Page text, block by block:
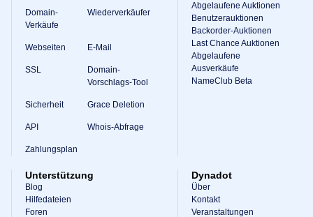
Domain-
Verkäufe
Wiederverkäufer
Webseiten E-Mail
SSL
Domain-
Vorschlags-Tool
Sicherheit Grace Deletion
API Whois-Abfrage
Zahlungsplan
Abgelaufene Auktionen
Benutzerauktionen
Backorder-Auktionen
Last Chance Auktionen
Abgelaufene
Ausverkäufe
NameClub Beta
Unterstützung
Blog
Hilfedateien
Foren
Dynadot
Über
Kontakt
Veranstaltungen